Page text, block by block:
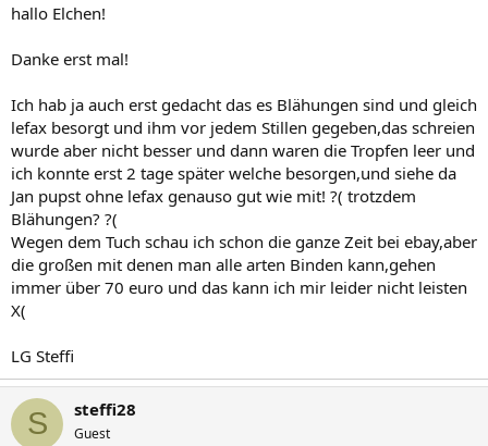
hallo Elchen!
Danke erst mal!
Ich hab ja auch erst gedacht das es Blähungen sind und gleich
lefax besorgt und ihm vor jedem Stillen gegeben,das schreien
wurde aber nicht besser und dann waren die Tropfen leer und
ich konnte erst 2 tage später welche besorgen,und siehe da
Jan pupst ohne lefax genauso gut wie mit! ?( trotzdem
Blähungen? ?(
Wegen dem Tuch schau ich schon die ganze Zeit bei ebay,aber
die großen mit denen man alle arten Binden kann,gehen
immer über 70 euro und das kann ich mir leider nicht leisten
X(
LG Steffi
S steffi28
Guest